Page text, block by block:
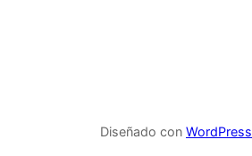
Diseñado con WordPress